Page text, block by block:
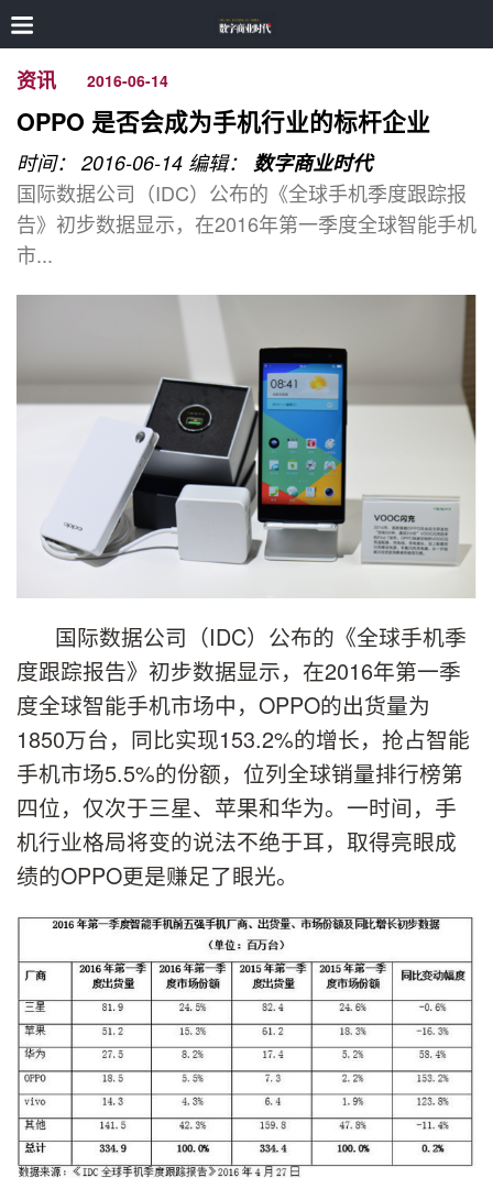
资讯 2016-06-14
OPPO 是否会成为手机行业的标杆企业
时间： 2016-06-14 编辑： 数字商业时代
国际数据公司（IDC）公布的《全球手机季度跟踪报
告》初步数据显示，在2016年第一季度全球智能手机
市...
国际数据公司（IDC）公布的《全球手机季
度跟踪报告》初步数据显示，在2016年第一季
度全球智能手机市场中，OPPO的出货量为
1850万台，同比实现153.2%的增长，抢占智能
手机市场5.5%的份额，位列全球销量排行榜第
四位，仅次于三星、苹果和华为。一时间，手
机行业格局将变的说法不绝于耳，取得亮眼成
绩的OPPO更是赚足了眼光。